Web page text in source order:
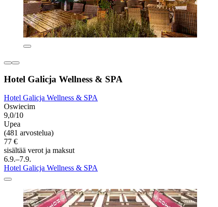
Hotel Galicja Wellness & SPA
Hotel Galicja Wellness & SPA
Oswiecim
9,0/10
Upea
(481 arvostelua)
77 €
sisältää verot ja maksut
6.9.–7.9.
Hotel Galicja Wellness & SPA